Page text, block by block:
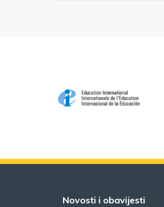
Novosti i obavijesti